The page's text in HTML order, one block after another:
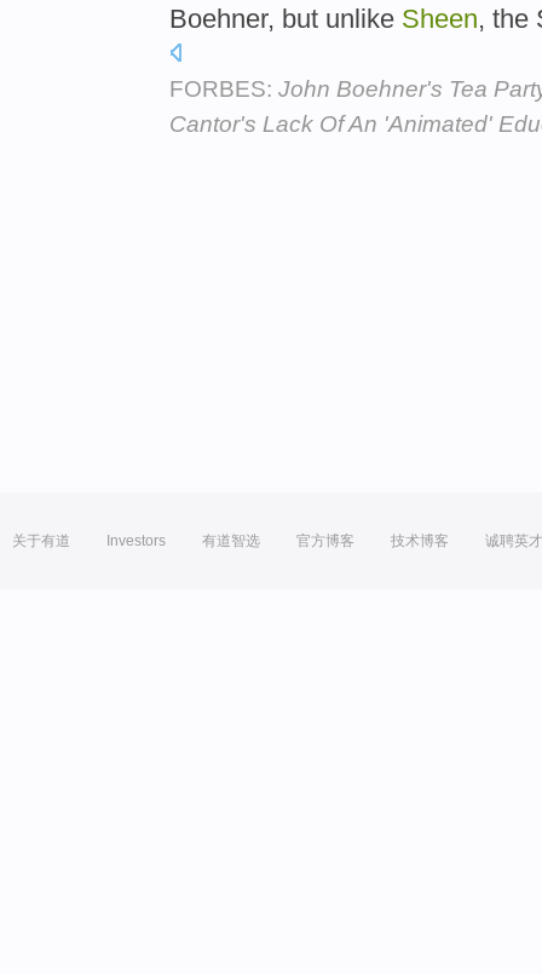
Boehner, but unlike Sheen, the
FORBES: John Boehner's Tea
Cantor's Lack Of An 'Animated'
关于有道 Investors 有道智选 官方博客 技术博客 诚聘英才